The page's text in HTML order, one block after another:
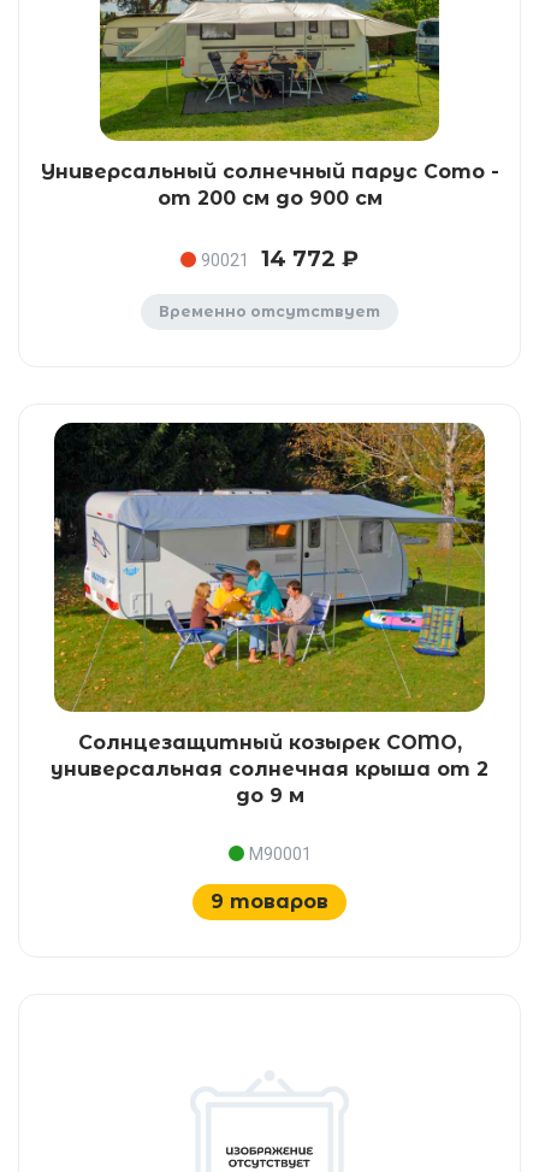
Универсальный солнечный парус Como -
от 200 см до 900 см
90021 14 772 ₽
Временно отсутствует
Солнцезащитный козырек COMO,
универсальная солнечная крыша от 2
до 9 м
M90001
9 товаров